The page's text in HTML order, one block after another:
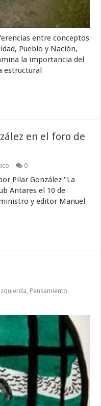
entre conceptos
Pueblo y Nación,
la importancia del
estructural
en el foro de
0
Pilar González "La
Antares el 10 de
y editor Manuel
, Pensamiento